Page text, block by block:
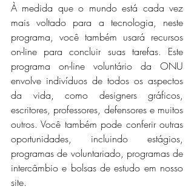
À medida que o mundo está cada vez
mais voltado para a tecnologia, neste
programa, você também usará recursos
on-line para concluir suas tarefas. Este
programa on-line voluntário da ONU
envolve indivíduos de todos os aspectos
da vida, como designers gráficos,
escritores, professores, defensores e muitos
outros. Você também pode conferir outras
oportunidades, incluindo estágios,
programas de voluntariado, programas de
intercâmbio e bolsas de estudo em nosso
site.